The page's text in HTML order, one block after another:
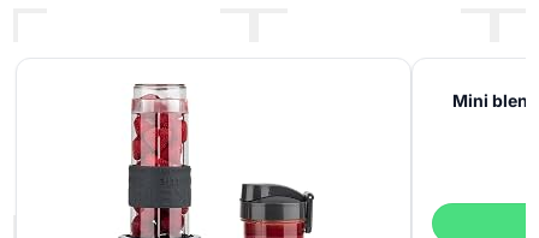
Mini